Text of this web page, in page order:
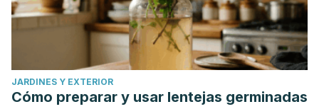
JARDINES Y EXTERIOR
Cómo preparar y usar lentejas germinadas